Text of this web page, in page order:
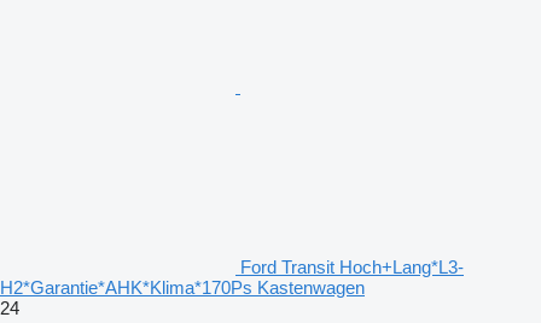
Ford Transit Hoch+Lang*L3-
H2*Garantie*AHK*Klima*170Ps Kastenwagen
24